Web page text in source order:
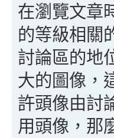
在瀏覽文章
的等級相關
討論區的地
大的圖像，
許頭像由討
用頭像，那